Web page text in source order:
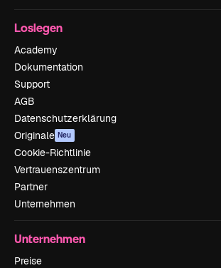
Loslegen
Academy
Dokumentation
Support
AGB
Datenschutzerklärung
Originale Neu
Cookie-Richtlinie
Vertrauenszentrum
Partner
Unternehmen
Unternehmen
Preise